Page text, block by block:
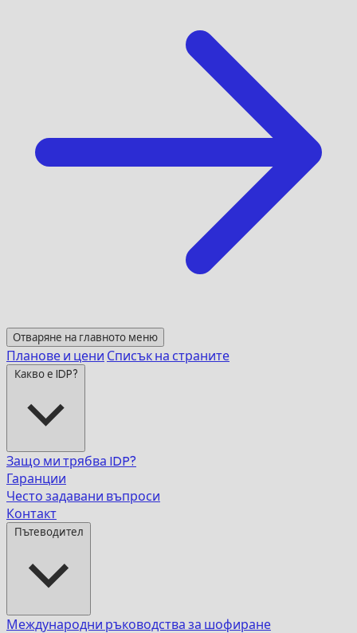
Отваряне на главното меню
Планове и цени Списък на страните
Какво е IDP?
Защо ми трябва IDP?
Гаранции
Често задавани въпроси
Контакт
Пътеводител
Международни ръководства за шофиране